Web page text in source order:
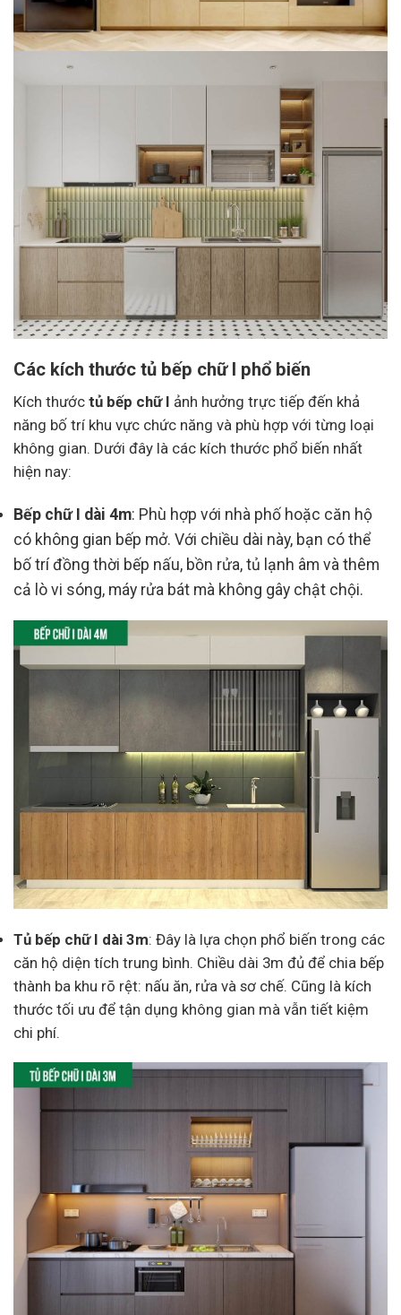
Các kích thước tủ bếp chữ I phổ biến
Kích thước tủ bếp chữ I ảnh hưởng trực tiếp đến khả
năng bố trí khu vực chức năng và phù hợp với từng loại
không gian. Dưới đây là các kích thước phổ biến nhất
hiện nay:
Bếp chữ I dài 4m: Phù hợp với nhà phố hoặc căn hộ
có không gian bếp mở. Với chiều dài này, bạn có thể
bố trí đồng thời bếp nấu, bồn rửa, tủ lạnh âm và thêm
cả lò vi sóng, máy rửa bát mà không gây chật chội.
Tủ bếp chữ I dài 3m: Đây là lựa chọn phổ biến trong các
căn hộ diện tích trung bình. Chiều dài 3m đủ để chia bếp
thành ba khu rõ rệt: nấu ăn, rửa và sơ chế. Cũng là kích
thước tối ưu để tận dụng không gian mà vẫn tiết kiệm
chi phí.